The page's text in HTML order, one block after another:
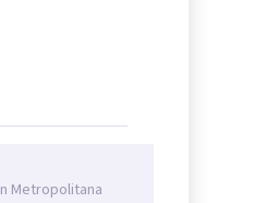
Metropolitana